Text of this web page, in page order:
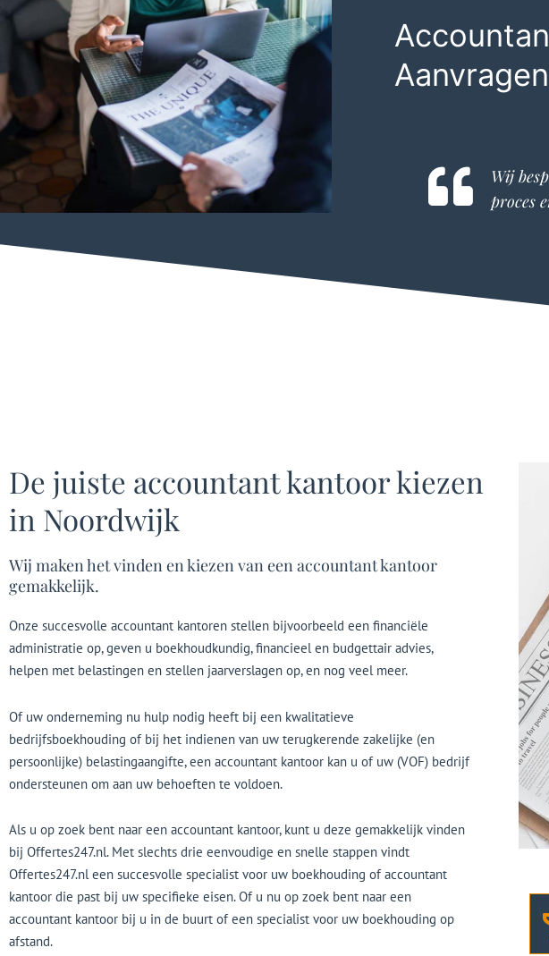
Wij
proces
De juiste accountant kantoor kiezen
in Noordwijk
Wij maken het vinden en kiezen van een accountant kantoor
gemakkelijk.
Onze succesvolle accountant kantoren stellen bijvoorbeeld een financiële
administratie op, geven u boekhoudkundig, financieel en budgettair advies,
helpen met belastingen en stellen jaarverslagen op, en nog veel meer.
Of uw onderneming nu hulp nodig heeft bij een kwalitatieve
bedrijfsboekhouding of bij het indienen van uw terugkerende zakelijke (en
persoonlijke) belastingaangifte, een accountant kantoor kan u of uw (VOF) bedrijf
ondersteunen om aan uw behoeften te voldoen.
Als u op zoek bent naar een accountant kantoor, kunt u deze gemakkelijk vinden
bij Offertes247.nl. Met slechts drie eenvoudige en snelle stappen vindt
Offertes247.nl een succesvolle specialist voor uw boekhouding of accountant
kantoor die past bij uw specifieke eisen. Of u nu op zoek bent naar een
accountant kantoor bij u in de buurt of een specialist voor uw boekhouding op
afstand.